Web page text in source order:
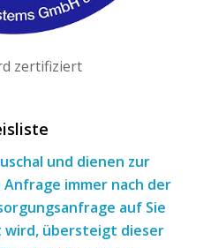
zertifiziert
und dienen zur
immer nach der
auf Sie
wird, übersteigt dieser